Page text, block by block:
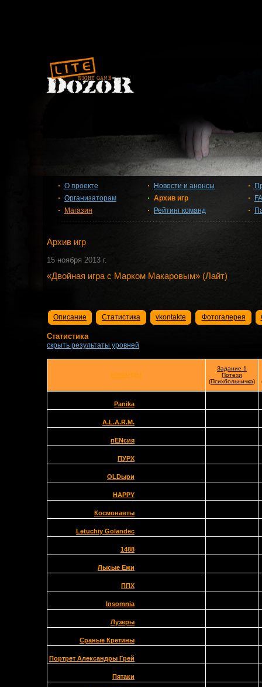
О проекте
Организаторам
Магазин
Новости и анонсы
Архив игр
Рейтинг команд
Архив игр
15 ноября 2013 г.
«Двойная игра с Марком Макаровым» (Лайт)
Описание Статистика vkontakte Фотогалерея
Статистика
скрыть результаты уровней
КОМАНДЫ
Задание 1
Потехи
(Психбольничка)
Panika
A.L.A.R.M.
пENсия
ПУРХ
OLDыри
HAPPY
Космонавты
Letuchiy Golandec
1488
Лысые Ежи
ППХ
Insomnia
Лузеры
Сраные Кретины
Портрет Александры Грей
Пятаки